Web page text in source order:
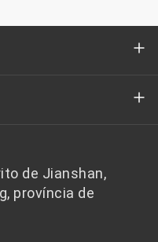
para garrafas
para garrafas
de Jianshan,
província de